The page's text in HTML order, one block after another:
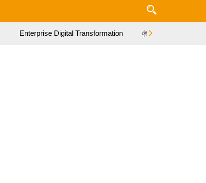
Enterprise Digital Transformation 特集